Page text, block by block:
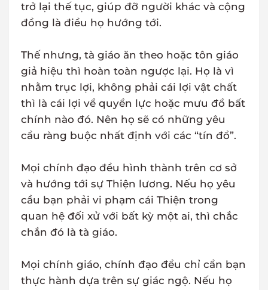
trở lại thế tục, giúp đỡ người khác và cộng
đồng là điều họ hướng tới.
Thế nhưng, tà giáo ăn theo hoặc tôn giáo
giả hiệu thì hoàn toàn ngược lại. Họ là vì
nhằm trục lợi, không phải cái lợi vật chất
thì là cái lợi về quyền lực hoặc mưu đồ bất
chính nào đó. Nên họ sẽ có những yêu
cầu ràng buộc nhất định với các “tín đồ”.
Mọi chính đạo đều hình thành trên cơ sở
và hướng tới sự Thiện lương. Nếu họ yêu
cầu bạn phải vi phạm cái Thiện trong
quan hệ đối xử với bất kỳ một ai, thì chắc
chắn đó là tà giáo.
Mọi chính giáo, chính đạo đều chỉ cần bạn
thực hành dựa trên sự giác ngộ. Nếu họ